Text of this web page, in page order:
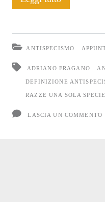
a
Bergamo
ANTISPECISMO
ADRIANO FRAGANO
DEFINIZIONE
RAZZE UNA SOLA SPECIE
LASCIA UN COMMENTO